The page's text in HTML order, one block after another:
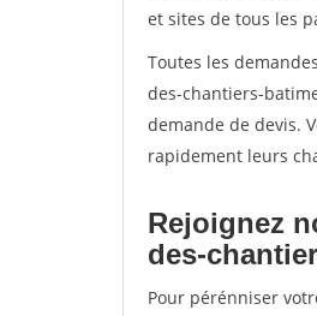
et sites de tous les
Toutes les
des-chantiers-
demande de devis.
rapidement leurs
Rejoignez
des-
Pour pérénniser